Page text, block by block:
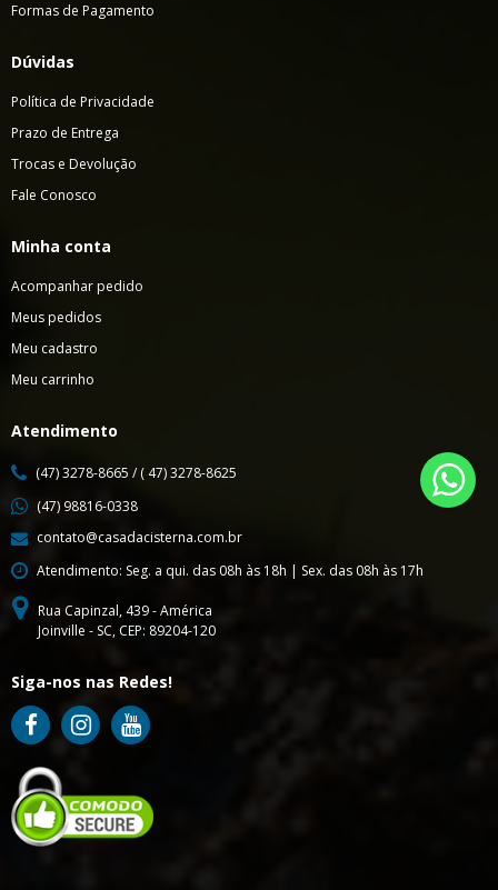
Formas de Pagamento
Dúvidas
Política de Privacidade
Prazo de Entrega
Trocas e Devolução
Fale Conosco
Minha conta
Acompanhar pedido
Meus pedidos
Meu cadastro
Meu carrinho
Atendimento
(47) 3278-8665 / ( 47) 3278-8625
(47) 98816-0338
contato@casadacisterna.com.br
Atendimento: Seg. a qui. das 08h às 18h | Sex. das 08h às 17h
Rua Capinzal, 439 - América
Joinville - SC, CEP: 89204-120
Siga-nos nas Redes!